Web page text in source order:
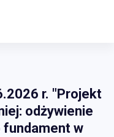
r. "Projekt
odżywienie
fundament w